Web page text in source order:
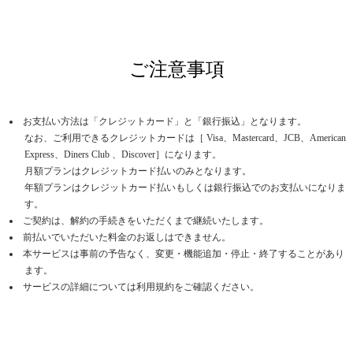
ご注意事項
お支払い方法は「クレジットカード」と「銀行振込」となります。
なお、ご利用できるクレジットカードは［ Visa、Mastercard、JCB、American
Express、Diners Club 、Discover］になります。
月額プランはクレジットカード払いのみとなります。
年額プランはクレジットカード払いもしくは銀行振込でのお支払いになりま
す。
ご契約は、解約の手続きをいただくまで継続いたします。
前払いでいただいた料金のお返しはできません。
本サービスは事前の予告なく、変更・機能追加・停止・終了することがあり
ます。
サービスの詳細については利用規約をご確認ください。